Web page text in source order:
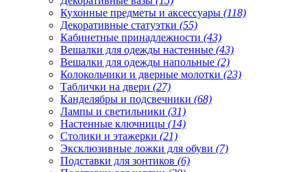
Кухонные предметы и аксессуары (118)
Декоративные статуэтки (55)
Кабинетные принадлежности (43)
Вешалки для одежды настенные (43)
Вешалки для одежды напольные (2)
Колокольчики и дверные молотки (23)
Таблички на двери (27)
Канделябры и подсвечники (68)
Лампы и светильники (31)
Настенные ключницы (14)
Столики и этажерки (21)
Эксклюзивные ложки для обуви (7)
Подставки для зонтиков (6)